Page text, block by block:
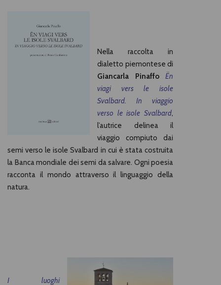
Nella raccolta in
dialetto piemontese di
Giancarla Pinaffo
Ën
viagi vers le isole
Svalbard. In viaggio
verso le isole Svalbard,
l’autrice delinea il
viaggio compiuto dai
semi verso le isole Svalbard in cui è stata costruita
la Banca mondiale dei semi da salvare. Ogni poesia
racconta il mondo attraverso il linguaggio della
natura.
I luoghi